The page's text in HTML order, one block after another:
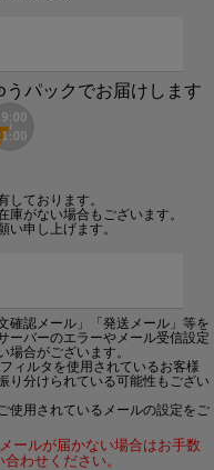
パックでお届けします
ております。
がない場合もございます。
申し上げます。
確認メール」「発送メール」等を
ーバーのエラーやメール受信設定
合がございます。
ィルタを使用されているお客様
り分けられている可能性もござい
使用されているメールの設定をご
ールが届かない場合はお手数
わせください。